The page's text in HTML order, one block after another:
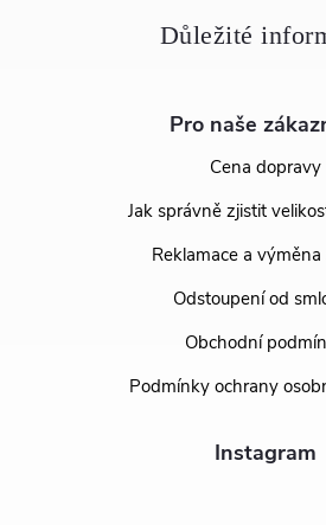
Pro naše
Cena dopravy
Jak správně zjistit
Reklamace a
Odstoupení od
Obchodní
Podmínky ochrany
Instagram